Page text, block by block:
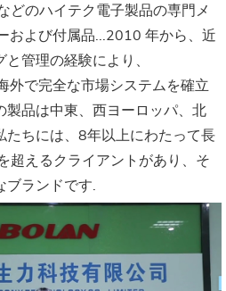
どのハイテク電子製品の専門メ
および付属品...2010 年から、近
管理の経験により、
外で完全な市場システムを確立
製品は中東、西ヨーロッパ、北
たちには、8年以上にわたって長
超えるクライアントがあり、そ
ブランドです.